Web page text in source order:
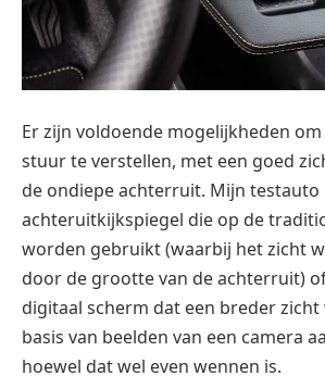
Er zijn voldoende mogelijkheden
stuur te verstellen, met een goed
de ondiepe achterruit. Mijn testauto
achteruitkijkspiegel die op de
worden gebruikt (waarbij het zicht
door de grootte van de achterruit)
digitaal scherm dat een breder
basis van beelden van een camera
hoewel dat wel even wennen is.